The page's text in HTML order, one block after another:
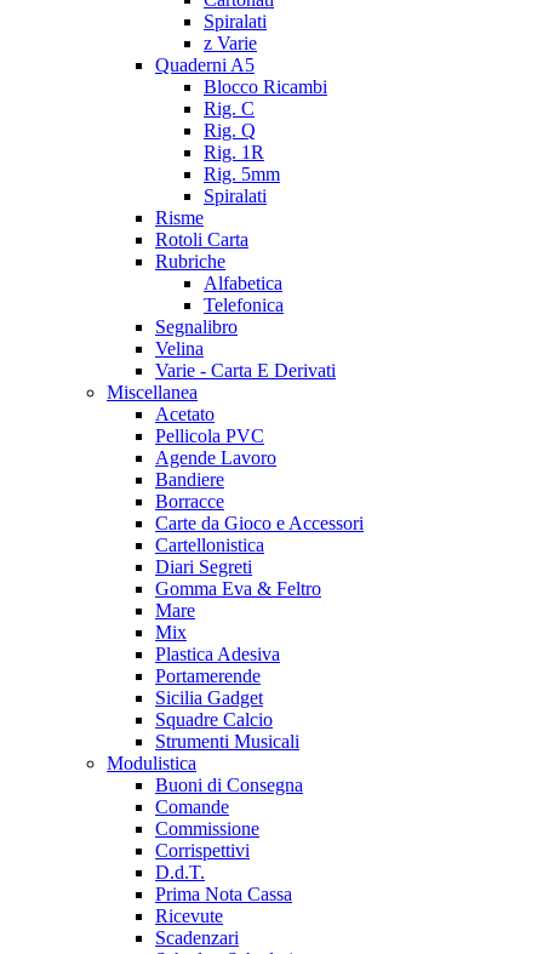
Spiralati
z Varie
Quaderni A5
Blocco Ricambi
Rig. C
Rig. Q
Rig. 1R
Rig. 5mm
Spiralati
Risme
Rotoli Carta
Rubriche
Alfabetica
Telefonica
Segnalibro
Velina
Varie - Carta E Derivati
Miscellanea
Acetato
Pellicola PVC
Agende Lavoro
Bandiere
Borracce
Carte da Gioco e Accessori
Cartellonistica
Diari Segreti
Gomma Eva & Feltro
Mare
Mix
Plastica Adesiva
Portamerende
Sicilia Gadget
Squadre Calcio
Strumenti Musicali
Modulistica
Buoni di Consegna
Comande
Commissione
Corrispettivi
D.d.T.
Prima Nota Cassa
Ricevute
Scadenzari